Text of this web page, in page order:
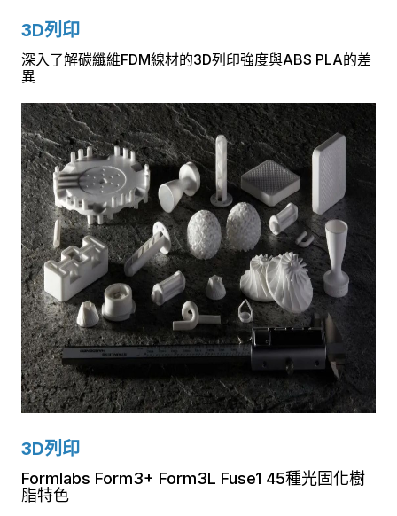
3D列印
深入了解碳纖維FDM線材的3D列印強度與ABS PLA的差
異
3D列印
Formlabs Form3+ Form3L Fuse1 45種光固化樹
脂特色